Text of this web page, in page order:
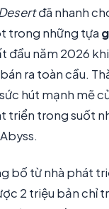
đã nhanh
trong những tựa
đầu năm 2026
ra toàn cầu.
hút mạnh mẽ
triển trong suốt
bố từ nhà phát
2 triệu bản chỉ